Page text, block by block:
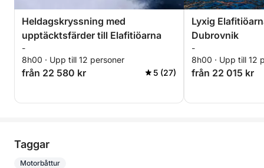
Heldagskryssning med
upptäcktsfärder till Elafitiöarna
-
8h00 · Upp till 12 personer
från 22 580 kr 5 (27)
Lyxig
Dubrovnik
-
8h00 · Upp till 12
från 22 015 kr
Taggar
Motorbåttur